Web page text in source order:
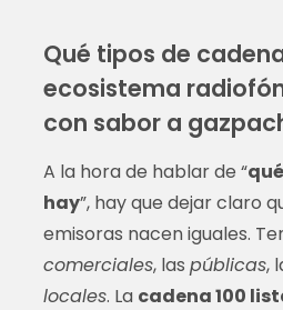
Qué tipos de
ecosistema
con sabor a
A la hora de hablar de “
hay”, hay que dejar claro
emisoras nacen iguales.
comerciales, las públicas,
locales. La cadena 100